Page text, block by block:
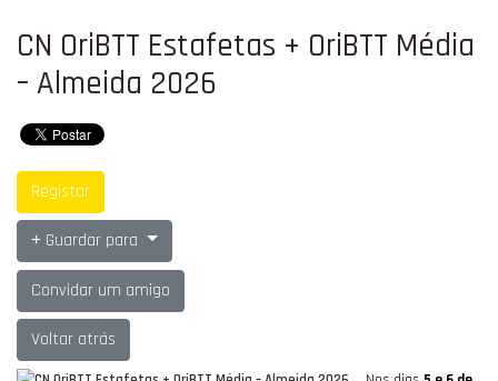
CN OriBTT Estafetas + OriBTT Média
– Almeida 2026
Registar
Guardar para
Convidar um amigo
Voltar atrás